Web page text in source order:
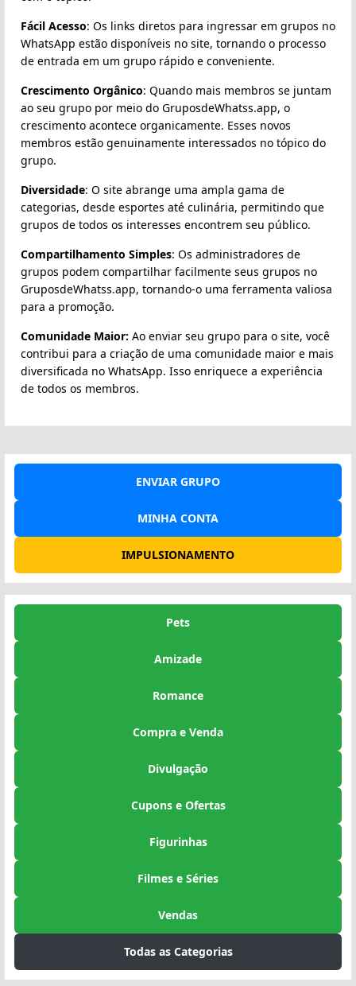
Fácil Acesso: Os links diretos para ingressar em grupos no
WhatsApp estão disponíveis no site, tornando o processo
de entrada em um grupo rápido e conveniente.
Crescimento Orgânico: Quando mais membros se juntam
ao seu grupo por meio do GruposdeWhatss.app, o
crescimento acontece organicamente. Esses novos
membros estão genuinamente interessados no tópico do
grupo.
Diversidade: O site abrange uma ampla gama de
categorias, desde esportes até culinária, permitindo que
grupos de todos os interesses encontrem seu público.
Compartilhamento Simples: Os administradores de
grupos podem compartilhar facilmente seus grupos no
GruposdeWhatss.app, tornando-o uma ferramenta valiosa
para a promoção.
Comunidade Maior: Ao enviar seu grupo para o site, você
contribui para a criação de uma comunidade maior e mais
diversificada no WhatsApp. Isso enriquece a experiência
de todos os membros.
ENVIAR GRUPO
MINHA CONTA
IMPULSIONAMENTO
Pets
Amizade
Romance
Compra e Venda
Divulgação
Cupons e Ofertas
Figurinhas
Filmes e Séries
Vendas
Todas as Categorias